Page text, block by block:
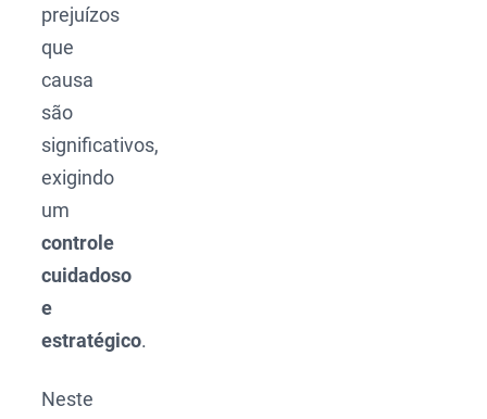
prejuízos
que
causa
são
significativos,
exigindo
um
controle
cuidadoso
e
estratégico.
Neste